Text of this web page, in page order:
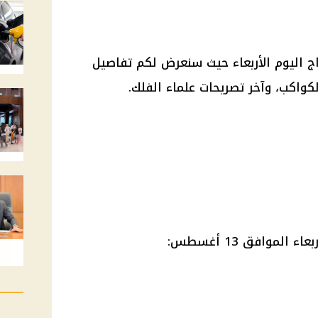
اليوم الأربعاء حيث سنعرض لكم تفاصيل
وآخر تصريحات علماء الفلك.
13 أغسطس: